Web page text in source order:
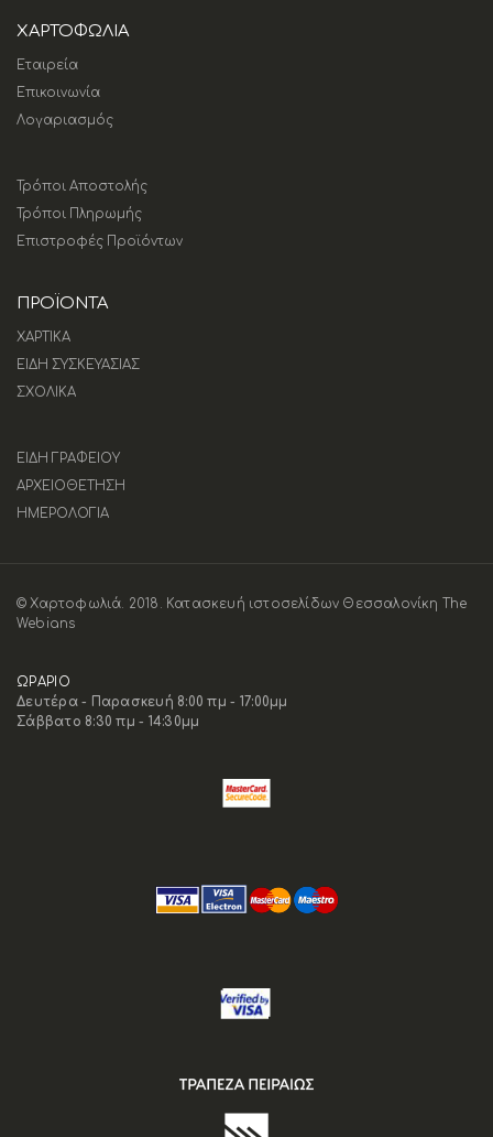
ΧΑΡΤΟΦΩΛΙΑ
Εταιρεία
Επικοινωνία
Λογαριασμός
Τρόποι Αποστολής
Τρόποι Πληρωμής
Επιστροφές Προϊόντων
ΠΡΟΪΟΝΤΑ
ΧΑΡΤΙΚΑ
ΕΙΔΗ ΣΥΣΚΕΥΑΣΙΑΣ
ΣΧΟΛΙΚΑ
ΕΙΔΗ ΓΡΑΦΕΙΟΥ
ΑΡΧΕΙΟΘΕΤΗΣΗ
ΗΜΕΡΟΛΟΓΙΑ
© Χαρτοφωλιά. 2018.
Κατασκευή ιστοσελίδων Θεσσαλονίκη The
Webians
ΩΡΑΡΙΟ
Δευτέρα - Παρασκευή 8:00 πμ - 17:00μμ
Σάββατο 8:30 πμ - 14:30μμ